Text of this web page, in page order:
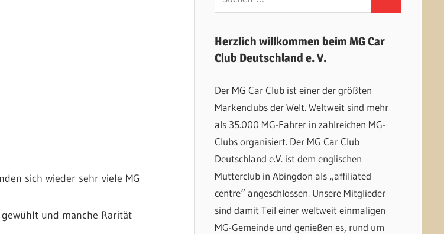
sich wieder sehr viele MG
und manche Rarität
nach:
Herzlich willkommen beim MG Car
Club Deutschland e. V.
Der MG Car Club ist einer der größten
Markenclubs der Welt. Weltweit sind mehr
als 35.000 MG-Fahrer in zahlreichen MG-
Clubs organisiert. Der MG Car Club
Deutschland e.V. ist dem englischen
Mutterclub in Abingdon als „affiliated
centre“ angeschlossen. Unsere Mitglieder
sind damit Teil einer weltweit einmaligen
MG-Gemeinde und genießen es, rund um